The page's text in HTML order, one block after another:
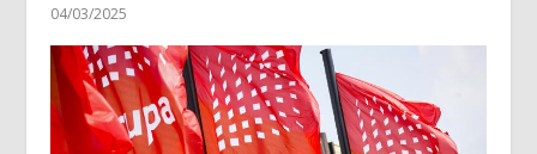
04/03/2025